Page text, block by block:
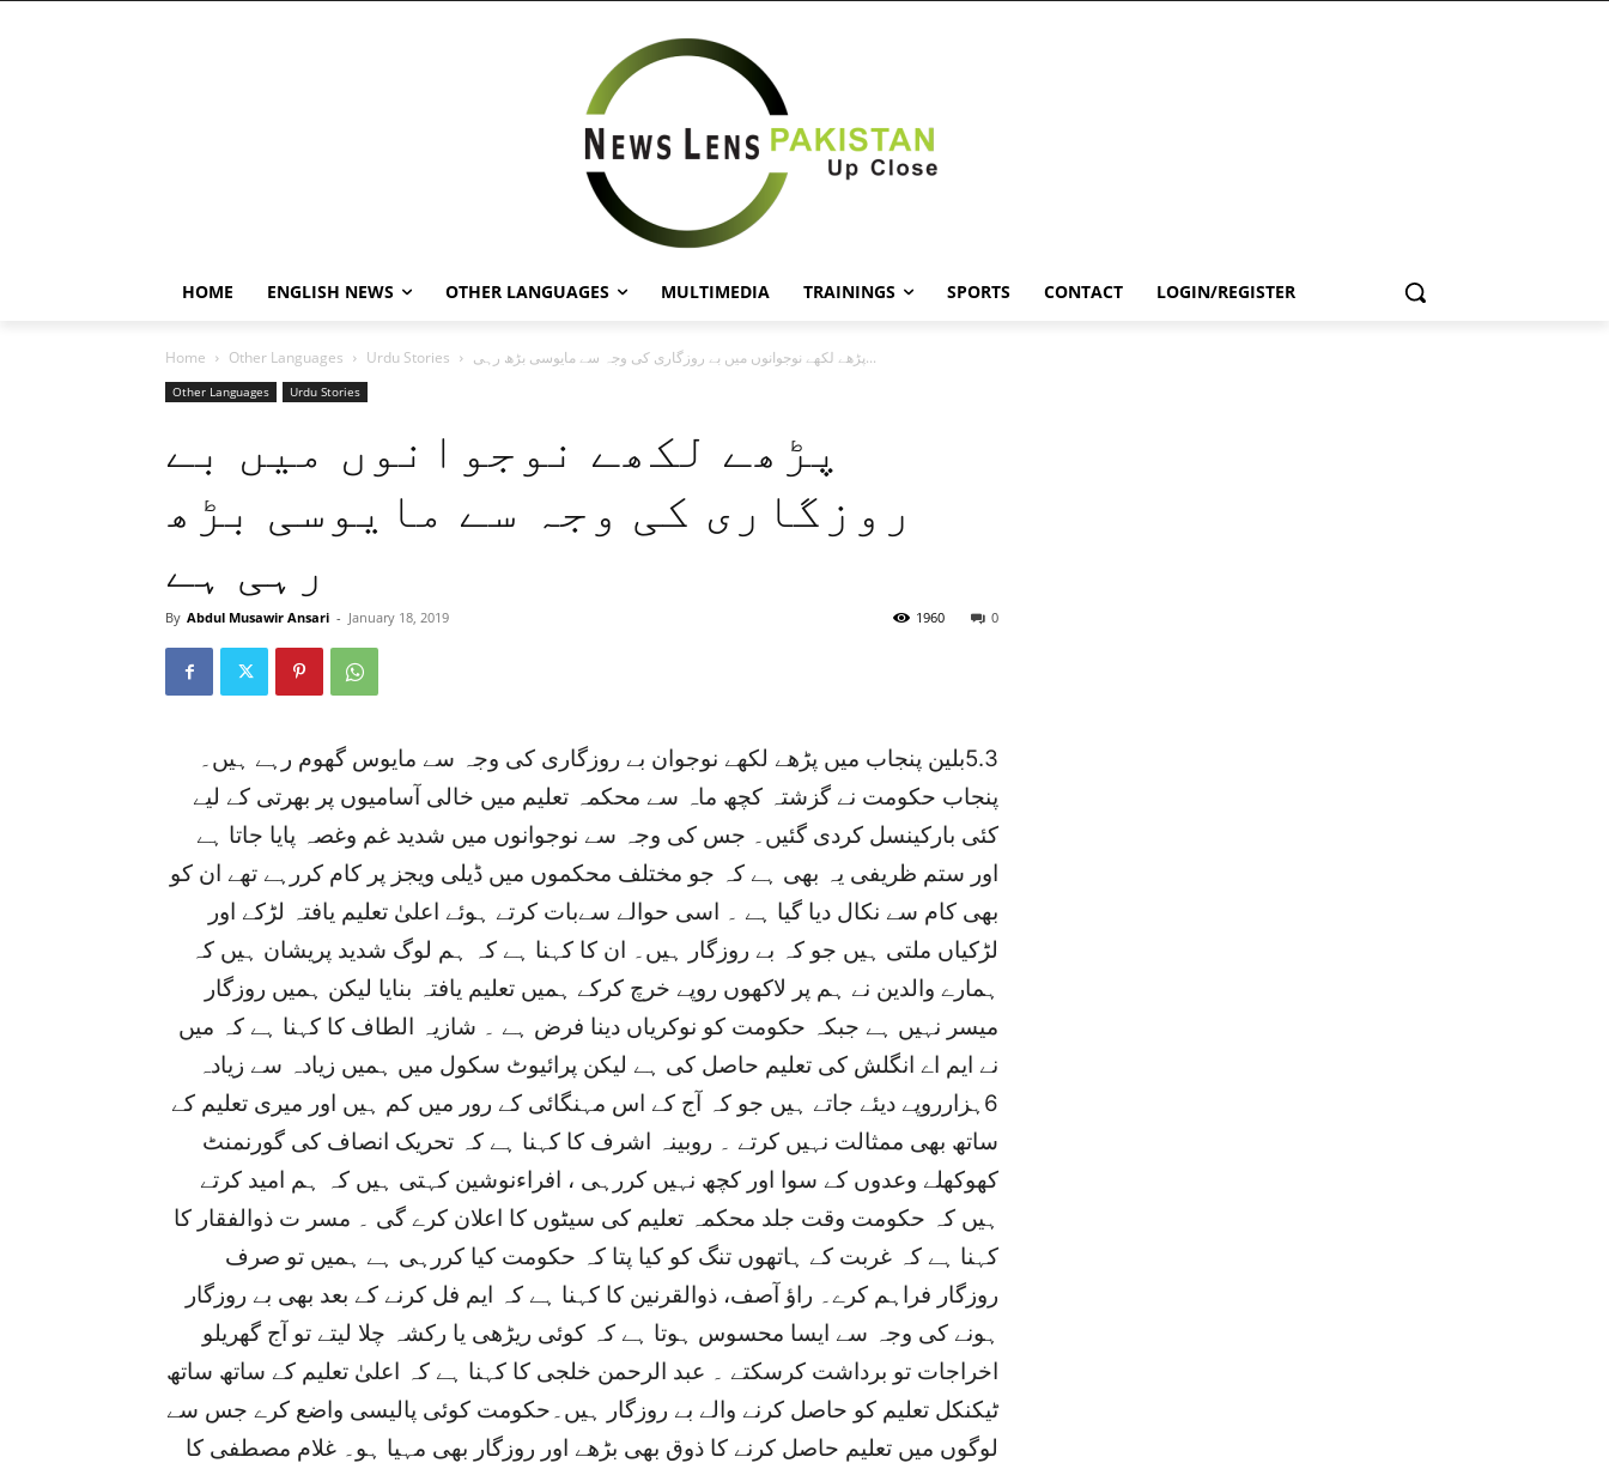
HOME ENGLISH NEWS OTHER LANGUAGES MULTIMEDIA TRAININGS SPORTS CONTACT LOGIN/REGISTER
Home Other Languages Urdu Stories پڑھے لکھے نوجوانوں میں بے روزگاری کی وجہ سے مایوسی بڑھ رہی...
Other Languages Urdu Stories
پڑھے لکھے نوجوانوں میں بے
روزگاری کی وجہ سے مایوسی بڑھ
رہی ہے
By Abdul Musawir Ansari - January 18, 2019 0
1960
5.3بلین پنجاب میں پڑھے لکھے نوجوان بے روزگاری کی وجہ سے مایوس گھوم رہے ہیں۔
پنجاب حکومت نے گزشتہ کچھ ماہ سے محکمہ تعلیم میں خالی آسامیوں پر بھرتی کے لیے
کئی بارکینسل کردی گئیں۔ جس کی وجہ سے نوجوانوں میں شدید غم وغصہ پایا جاتا ہے
اور ستم ظریفی یہ بھی ہے کہ جو مختلف محکموں میں ڈیلی ویجز پر کام کررہے تھے ان کو
بھی کام سے نکال دیا گیا ہے ۔ اسی حوالے سےبات کرتے ہوئے اعلیٰ تعلیم یافتہ لڑکے اور
لڑکیاں ملتی ہیں جو کہ بے روزگار ہیں۔ ان کا کہنا ہے کہ ہم لوگ شدید پریشان ہیں کہ
ہمارے والدین نے ہم پر لاکھوں روپے خرچ کرکے ہمیں تعلیم یافتہ بنایا لیکن ہمیں روزگار
میسر نہیں ہے جبکہ حکومت کو نوکریاں دینا فرض ہے ۔ شازیہ الطاف کا کہنا ہے کہ میں
نے ایم اے انگلش کی تعلیم حاصل کی ہے لیکن پرائیوٹ سکول میں ہمیں زیادہ سے زیادہ
6ہزارروپے دیئے جاتے ہیں جو کہ آج کے اس مہنگائی کے رور میں کم ہیں اور میری تعلیم کے
ساتھ بھی ممثالت نہیں کرتے ۔ روبینہ اشرف کا کہنا ہے کہ تحریک انصاف کی گورنمنٹ
کھوکھلے وعدوں کے سوا اور کچھ نہیں کررہی ، افراءنوشین کہتی ہیں کہ ہم امید کرتے
ہیں کہ حکومت وقت جلد محکمہ تعلیم کی سیٹوں کا اعلان کرے گی ۔ مسر ت ذوالفقار کا
کہنا ہے کہ غربت کے ہاتھوں تنگ کو کیا پتا کہ حکومت کیا کررہی ہے ہمیں تو صرف
روزگار فراہم کرے۔ راﺅ آصف، ذوالقرنین کا کہنا ہے کہ ایم فل کرنے کے بعد بھی بے روزگار
ہونے کی وجہ سے ایسا محسوس ہوتا ہے کہ کوئی ریڑھی یا رکشہ چلا لیتے تو آج گھریلو
اخراجات تو برداشت کرسکتے ۔ عبد الرحمن خلجی کا کہنا ہے کہ اعلیٰ تعلیم کے ساتھ ساتھ
ٹیکنکل تعلیم کو حاصل کرنے والے بے روزگار ہیں۔حکومت کوئی پالیسی واضع کرے جس سے
لوگوں میں تعلیم حاصل کرنے کا ذوق بھی بڑھے اور روزگار بھی مہیا ہو۔ غلام مصطفی کا